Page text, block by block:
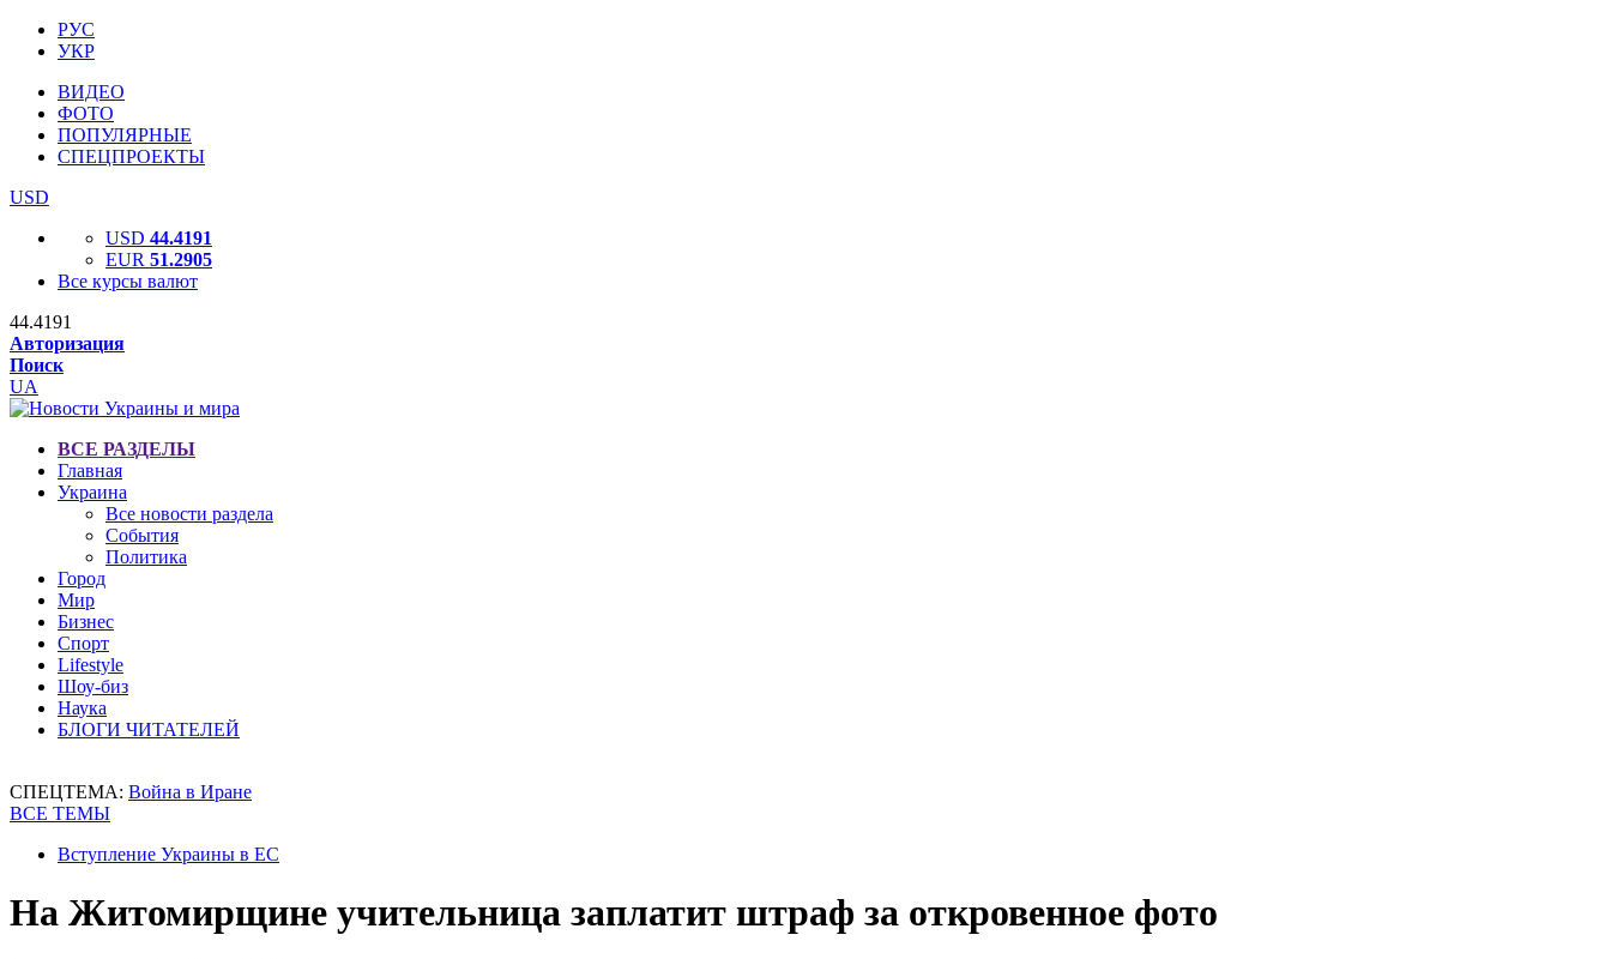
РУС
УКР
ВИДЕО
ФОТО
ПОПУЛЯРНЫЕ
СПЕЦПРОЕКТЫ
USD
USD 44.4191
EUR 51.2905
Все курсы валют
44.4191
Авторизация
Поиск
UA
ВСЕ РАЗДЕЛЫ
Главная
Украина
Все новости раздела
События
Политика
Город
Мир
Бизнес
Спорт
Lifestyle
Шоу-биз
Наука
БЛОГИ ЧИТАТЕЛЕЙ
СПЕЦТЕМА: Война в Иране
ВСЕ ТЕМЫ
Вступление Украины в ЕС
На Житомирщине учительница заплатит штраф за откровенное фото